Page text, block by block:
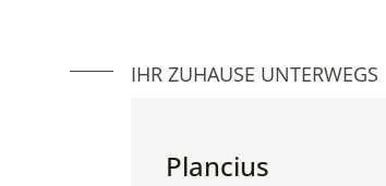
IHR ZUHAUSE UNTERWEGS
Plancius